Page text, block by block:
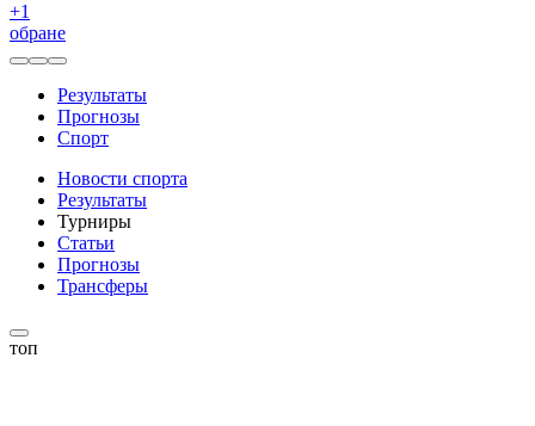
+1
обране
Результаты
Прогнозы
Спорт
Новости спорта
Результаты
Турниры
Статьи
Прогнозы
Трансферы
топ